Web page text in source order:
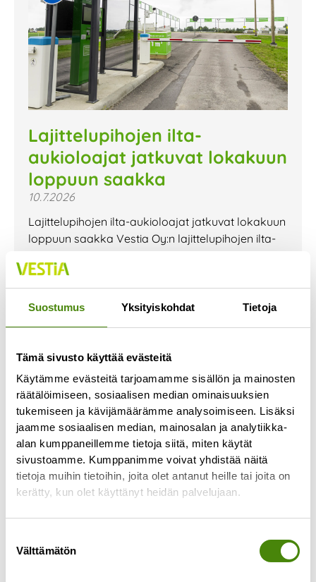
Suostumus Yksityiskohdat Tietoja
Tämä sivusto käyttää evästeitä
Käytämme evästeitä tarjoamamme sisällön ja mainosten
räätälöimiseen, sosiaalisen median ominaisuuksien
tukemiseen ja kävijämäärämme analysoimiseen. Lisäksi
jaamme sosiaalisen median, mainosalan ja analytiikka-
alan kumppaneillemme tietoja siitä, miten käytät
sivustoamme. Kumppanimme voivat yhdistää näitä
tietoja muihin tietoihin, joita olet antanut heille tai joita on
kerätty, kun olet käyttänyt heidän palvelujaan.
valinta
Välttämätön
Lajittelupihojen ilta-
aukioloajat jatkuvat lokakuun
loppuun saakka
10.7.2026
Lajittelupihojen ilta-aukioloajat jatkuvat lokakuun
loppuun saakka Vestia Oy:n lajittelupihojen ilta-
Jokaisella lajittelupihalla pääsee vähintään
kerran viikossa
Lue lisää »